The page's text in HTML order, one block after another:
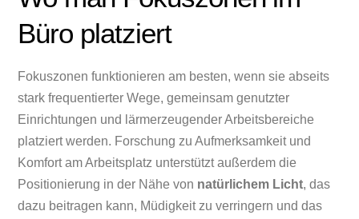
Büro platziert
Fokuszonen funktionieren am besten, wenn sie abseits
stark frequentierter Wege, gemeinsam genutzter
Einrichtungen und lärmerzeugender Arbeitsbereiche
platziert werden. Forschung zu Aufmerksamkeit und
Komfort am Arbeitsplatz unterstützt außerdem die
Positionierung in der Nähe von natürlichem Licht, das
dazu beitragen kann, Müdigkeit zu verringern und das